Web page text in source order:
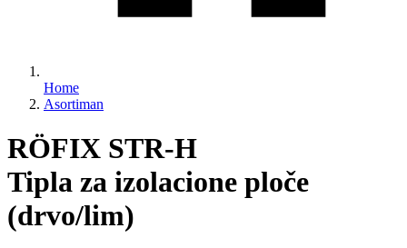
Home
Asortiman
RÖFIX STR-H
Tipla za izolacione ploče
(drvo/lim)